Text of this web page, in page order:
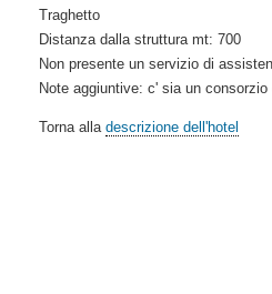
Traghetto
Distanza dalla struttura mt: 700
Non presente un servizio di
Note aggiuntive: c' sia un
Torna alla descrizione dell'hotel